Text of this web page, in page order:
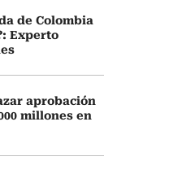
de Colombia
Experto
aprobación
millones en